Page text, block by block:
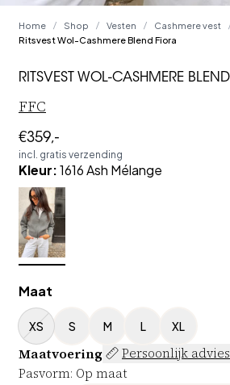
Home / Shop / Vesten / Cashmere vest
Ritsvest Wol-Cashmere Blend Fiora
RITSVEST WOL-CASHMERE
FFC
€359,-
incl. gratis verzending
Kleur:1616 Ash Mélange
Maat
XS S M L XL
Maatvoering
Persoonlijk advies
Pasvorm: Op maat